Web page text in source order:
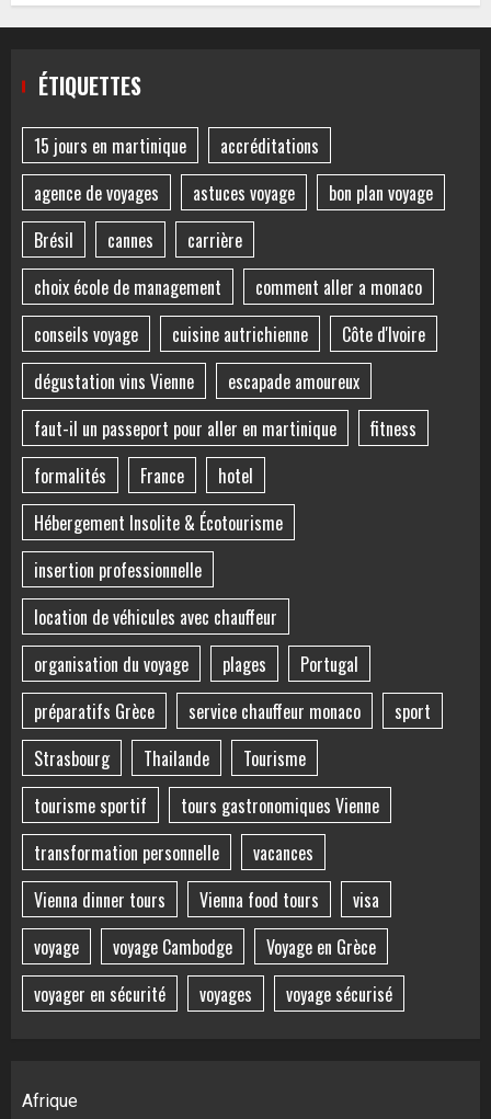
ÉTIQUETTES
15 jours en martinique
accréditations
agence de voyages
astuces voyage
bon plan voyage
Brésil
cannes
carrière
choix école de management
comment aller a monaco
conseils voyage
cuisine autrichienne
Côte d'Ivoire
dégustation vins Vienne
escapade amoureux
faut-il un passeport pour aller en martinique
fitness
formalités
France
hotel
Hébergement Insolite & Écotourisme
insertion professionnelle
location de véhicules avec chauffeur
organisation du voyage
plages
Portugal
préparatifs Grèce
service chauffeur monaco
sport
Strasbourg
Thailande
Tourisme
tourisme sportif
tours gastronomiques Vienne
transformation personnelle
vacances
Vienna dinner tours
Vienna food tours
visa
voyage
voyage Cambodge
Voyage en Grèce
voyager en sécurité
voyages voyage sécurisé
Afrique